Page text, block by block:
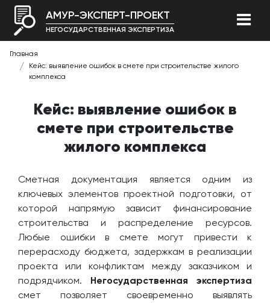
АМУР-ЭКСПЕРТ-ПРОЕКТ
НЕГОСУДАРСТВЕННАЯ ЭКСПЕРТИЗА
Главная
Кейс: выявление ошибок в смете при строительстве жилого
комплекса
Кейс: выявление ошибок в
смете при строительстве
жилого комплекса
Сметная документация является одним из
ключевых элементов проектной подготовки, от
которой напрямую зависит финансирование
строительства и распределение ресурсов.
Любые ошибки в смете могут привести к
перерасходу бюджета, задержкам в реализации
проекта или конфликтам между заказчиком и
подрядчиком. Негосударственная экспертиза
смет позволяет своевременно выявлять